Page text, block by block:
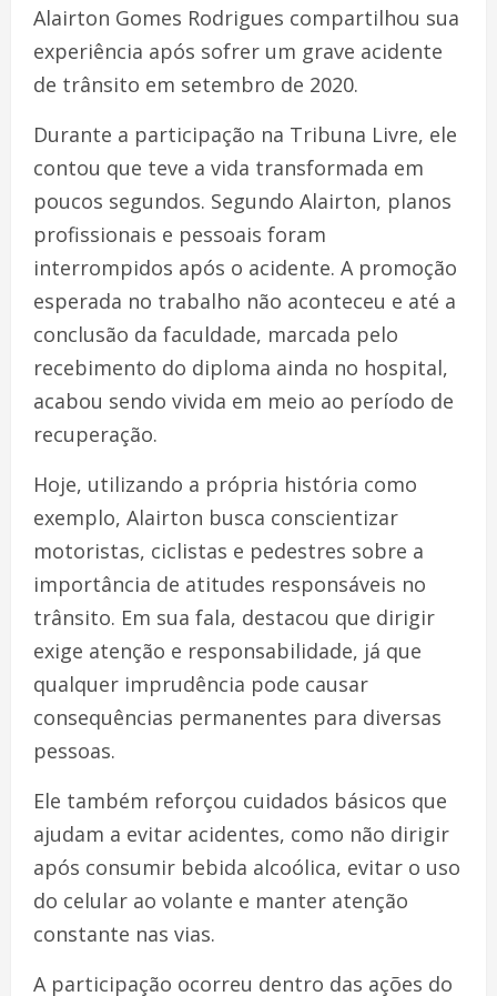
Alairton Gomes Rodrigues compartilhou sua
experiência após sofrer um grave acidente
de trânsito em setembro de 2020.
Durante a participação na Tribuna Livre, ele
contou que teve a vida transformada em
poucos segundos. Segundo Alairton, planos
profissionais e pessoais foram
interrompidos após o acidente. A promoção
esperada no trabalho não aconteceu e até a
conclusão da faculdade, marcada pelo
recebimento do diploma ainda no hospital,
acabou sendo vivida em meio ao período de
recuperação.
Hoje, utilizando a própria história como
exemplo, Alairton busca conscientizar
motoristas, ciclistas e pedestres sobre a
importância de atitudes responsáveis no
trânsito. Em sua fala, destacou que dirigir
exige atenção e responsabilidade, já que
qualquer imprudência pode causar
consequências permanentes para diversas
pessoas.
Ele também reforçou cuidados básicos que
ajudam a evitar acidentes, como não dirigir
após consumir bebida alcoólica, evitar o uso
do celular ao volante e manter atenção
constante nas vias.
A participação ocorreu dentro das ações do